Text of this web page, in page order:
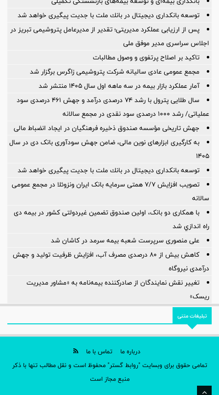
توسعه بانكداری دیجیتال در بانك ملت با جدیت پیگیری خواهد شد
پس از ارزیابی عملکرد مدیریتی؛ تقدیر از مدیرعامل پتروشیمی تبریز در
اجلاس سراسری مدیر موفق ملی
تاکید بر اصلاح پرتفوی و وصول مطالبات
مجمع عمومی عادی سالیانه شرکت پتروشیمی زاگرس برگزار شد
آمار عملكرد بازار بیمه در سه ماهه اول سال 1405 منتشر شد
سال طلایی پترول با رشد ۷۴ درصدی درآمد و جهش ۴۶۱ درصدی سود
عملیاتی/ رشد ۱۰۰۰ درصدی سود نقدی در مجمع سالانه
جهش تاریخی مؤسسه صندوق ذخیره فرهنگیان در ایجاد انضباط مالی
به کارگیری ابزارهای نوین مالی، ضامن جهش سودآوری بانک دی در سال
۱۴۰۵
توسعه بانكداری دیجیتال در بانك ملت با جدیت پیگیری خواهد شد ‌
تصویب افزایش ۷/۷ همتی سرمایه بانک ایران ونزوئلا در مجمع عمومی
سالانه
با همکاری دو بانک، اولین صندوق تضمین غیردولتی کشور در بیمه دی
راه اندازي شد
علی منصوری سرپرست شعبه بیمه سرمد در کاشان شد
کاهش بیش از ۸۰ درصدی مصرف آب، افزایش ظرفیت تولید و جهش
درآمدی نیروگاه
تغییر نقش نمایندگان از صادرکننده بیمه‌نامه به «مشاور مدیریت
ریسک»
تبلیغات متنی
درباره ما
تماس با ما
تمامی حقوق برای وبسایت "روابط گستر" محفوظ است و نقل مطالب تنها با ذکر
منبع مجاز است